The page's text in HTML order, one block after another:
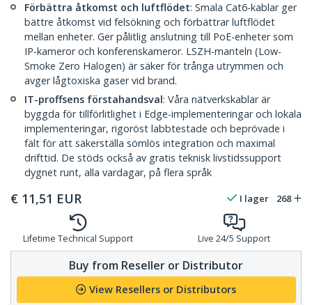
Förbättra åtkomst och luftflödet: Smala Cat6-kablar ger
bättre åtkomst vid felsökning och förbättrar luftflödet
mellan enheter. Ger pålitlig anslutning till PoE-enheter som
IP-kameror och konferenskameror. LSZH-manteln (Low-
Smoke Zero Halogen) är säker för trånga utrymmen och
avger lågtoxiska gaser vid brand.
IT-proffsens förstahandsval: Våra nätverkskablar är
byggda för tillförlitlighet i Edge-implementeringar och lokala
implementeringar, rigoröst labbtestade och beprövade i
fält för att säkerställa sömlös integration och maximal
drifttid. De stöds också av gratis teknisk livstidssupport
dygnet runt, alla vardagar, på flera språk
€ 11,51 EUR I lager 268
Lifetime Technical Support Live 24/5 Support
Buy from Reseller or Distributor
View Resellers or Distributors